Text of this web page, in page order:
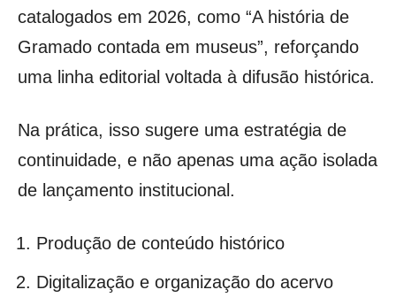
catalogados em 2026, como “A história de
Gramado contada em museus”, reforçando
uma linha editorial voltada à difusão histórica.
Na prática, isso sugere uma estratégia de
continuidade, e não apenas uma ação isolada
de lançamento institucional.
Produção de conteúdo histórico
Digitalização e organização do acervo